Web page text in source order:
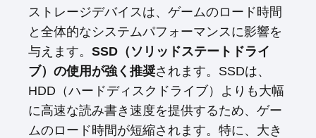
ストレージデバイスは、ゲームのロード時間
と全体的なシステムパフォーマンスに影響を
与えます。 SSD（ソリッドステートドライ
ブ）の使用が強く推奨されます。SSDは、
HDD（ハードディスクドライブ）よりも大幅
に高速な読み書き速度を提供するため、ゲー
ムのロード時間が短縮されます。特に、大き